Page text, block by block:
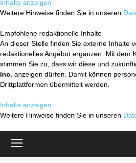
Inhalte anzeigen
Weitere Hinweise finden Sie in unseren
Empfohlene redaktionelle Inhalte
An dieser Stelle finden Sie externe Inhalte
redaktionelles Angebot ergänzen. Mit dem
stimmen Sie zu, dass wir diese und
Inc. anzeigen dürfen. Damit können
Drittplattformen übermittelt werden.
Inhalte anzeigen
Weitere Hinweise finden Sie in unseren